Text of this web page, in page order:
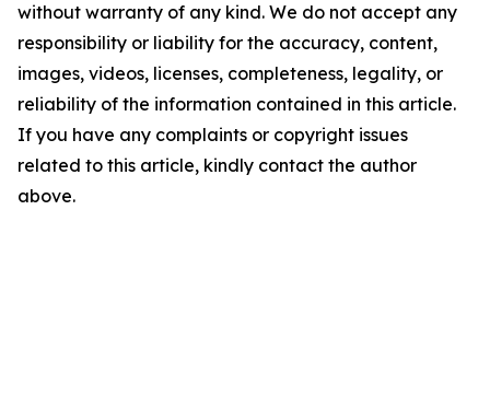
without warranty of any kind. We do not accept any
responsibility or liability for the accuracy, content,
images, videos, licenses, completeness, legality, or
reliability of the information contained in this article.
If you have any complaints or copyright issues
related to this article, kindly contact the author
above.